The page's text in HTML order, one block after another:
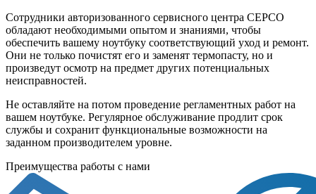
Сотрудники авторизованного сервисного центра СЕРСО
обладают необходимыми опытом и знаниями, чтобы
обеспечить вашему ноутбуку соответствующий уход и ремонт.
Они не только почистят его и заменят термопасту, но и
произведут осмотр на предмет других потенциальных
неисправностей.
Не оставляйте на потом проведение регламентных работ на
вашем ноутбуке. Регулярное обслуживание продлит срок
службы и сохранит функциональные возможности на
заданном производителем уровне.
Преимущества работы с нами